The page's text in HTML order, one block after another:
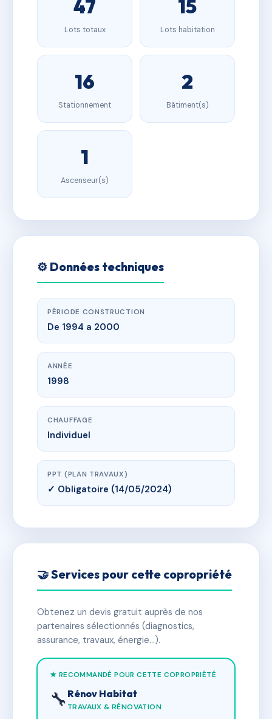
47
Lots totaux
15
Lots habitation
16
Stationnement
2
Bâtiment(s)
1
Ascenseur(s)
⚙️ Données techniques
PÉRIODE CONSTRUCTION
De 1994 a 2000
ANNÉE
1998
CHAUFFAGE
Individuel
PPT (PLAN TRAVAUX)
✓ Obligatoire (14/05/2024)
🤝 Services pour cette copropriété
Obtenez un devis gratuit auprès de nos
partenaires sélectionnés (diagnostics,
assurance, travaux, énergie…).
★ RECOMMANDÉ POUR CETTE COPROPRIÉTÉ
🔧 Rénov Habitat
TRAVAUX & RÉNOVATION